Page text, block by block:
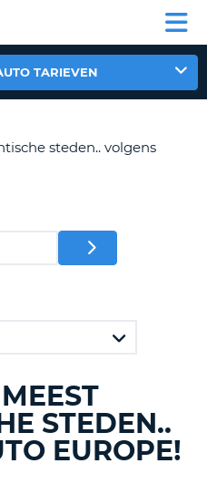
TARIEVEN
steden.. volgens
STEDEN..
EUROPE!